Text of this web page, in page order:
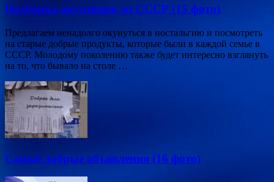
Подборка вкусняшек из СССР (15 фото)
Предлагаем ненадолго окунуться в ностальгию и посмотреть
на старые добрые продукты, которые были в каждой семье в
СССР. Молодому поколению также будет интересно взглянуть
на то, что бывало на столе …
Самые добрые объявления (16 фото)